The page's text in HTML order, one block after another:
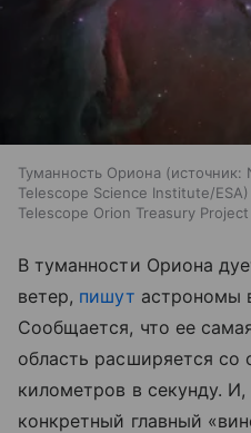
Туманность Ориона источник:
Telescope Science Institute/
Telescope Orion Treasury Project
В туманности Ориона
ветер, пишут астрономы
Сообщается, что ее
область расширяется со
километров в секунду.
конкретный главный